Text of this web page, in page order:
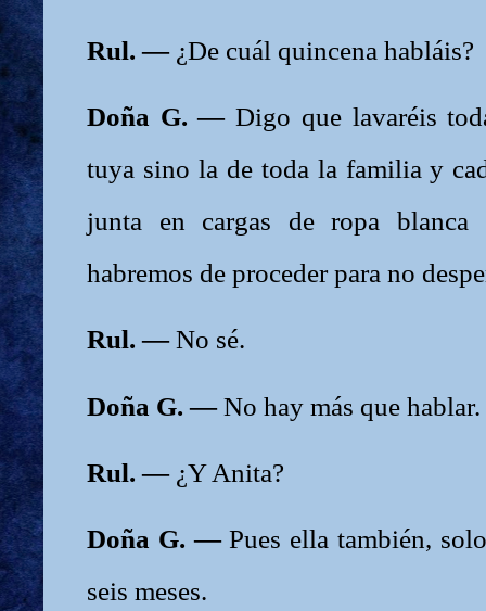
Rul. — ¿De cuál quincena habláis?
Doña G. —Digo que lavaréis
tuya sino la de toda la familia y
junta en cargas de ropa
habremos de proceder para no
Rul. —No sé.
Doña G. —No hay más que hablar.
Rul. — ¿Y Anita?
Doña G. —Pues ella también,
seis meses.